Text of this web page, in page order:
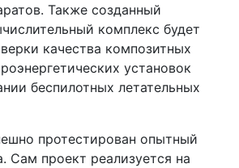
Также созданный
комплекс будет
качества композитных
установок
беспилотных летательных
протестирован опытный
Сам проект реализуется на